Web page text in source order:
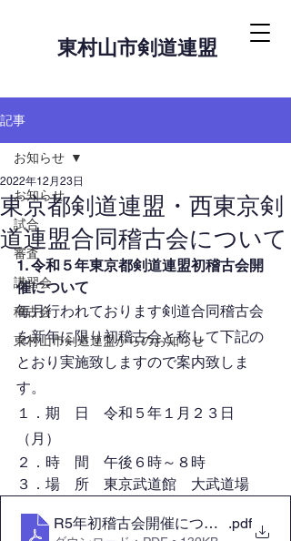
東村山市剣道連盟
記事
お知らせ
試合
審査
講習会
稽古会
東村山市剣道連盟からのお知らせ
お知らせ
東京都剣道連盟・西東京剣
道連盟合同稽古会について
2022年12月23日
1. 令和５年東京都剣道連盟初稽古会開
催について
毎月行われております剣道合同稽古会
を新年に限り初稽古会と称して下記の
とおり実施致しますので案内致しま
す。
１．期　日　令和５年１月２３日
（月）
２．時　間　午後６時～８時
３．場　所　東京武道館　大武道場
R5年初稽古会開催について(東剣連)
.pdf